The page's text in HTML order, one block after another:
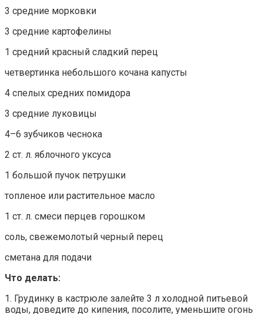
3 средние морковки
3 средние картофелины
1 средний красный сладкий перец
четвертинка небольшого кочана капусты
4 спелых средних помидора
3 средние луковицы
4–6 зубчиков чеснока
2 ст. л. яблочного уксуса
1 большой пучок петрушки
топленое или растительное масло
1 ст. л. смеси перцев горошком
соль, свежемолотый черный перец
сметана для подачи
Что делать:
1. Грудинку в кастрюле залейте 3 л холодной питьевой
воды, доведите до кипения, посолите, уменьшите огонь